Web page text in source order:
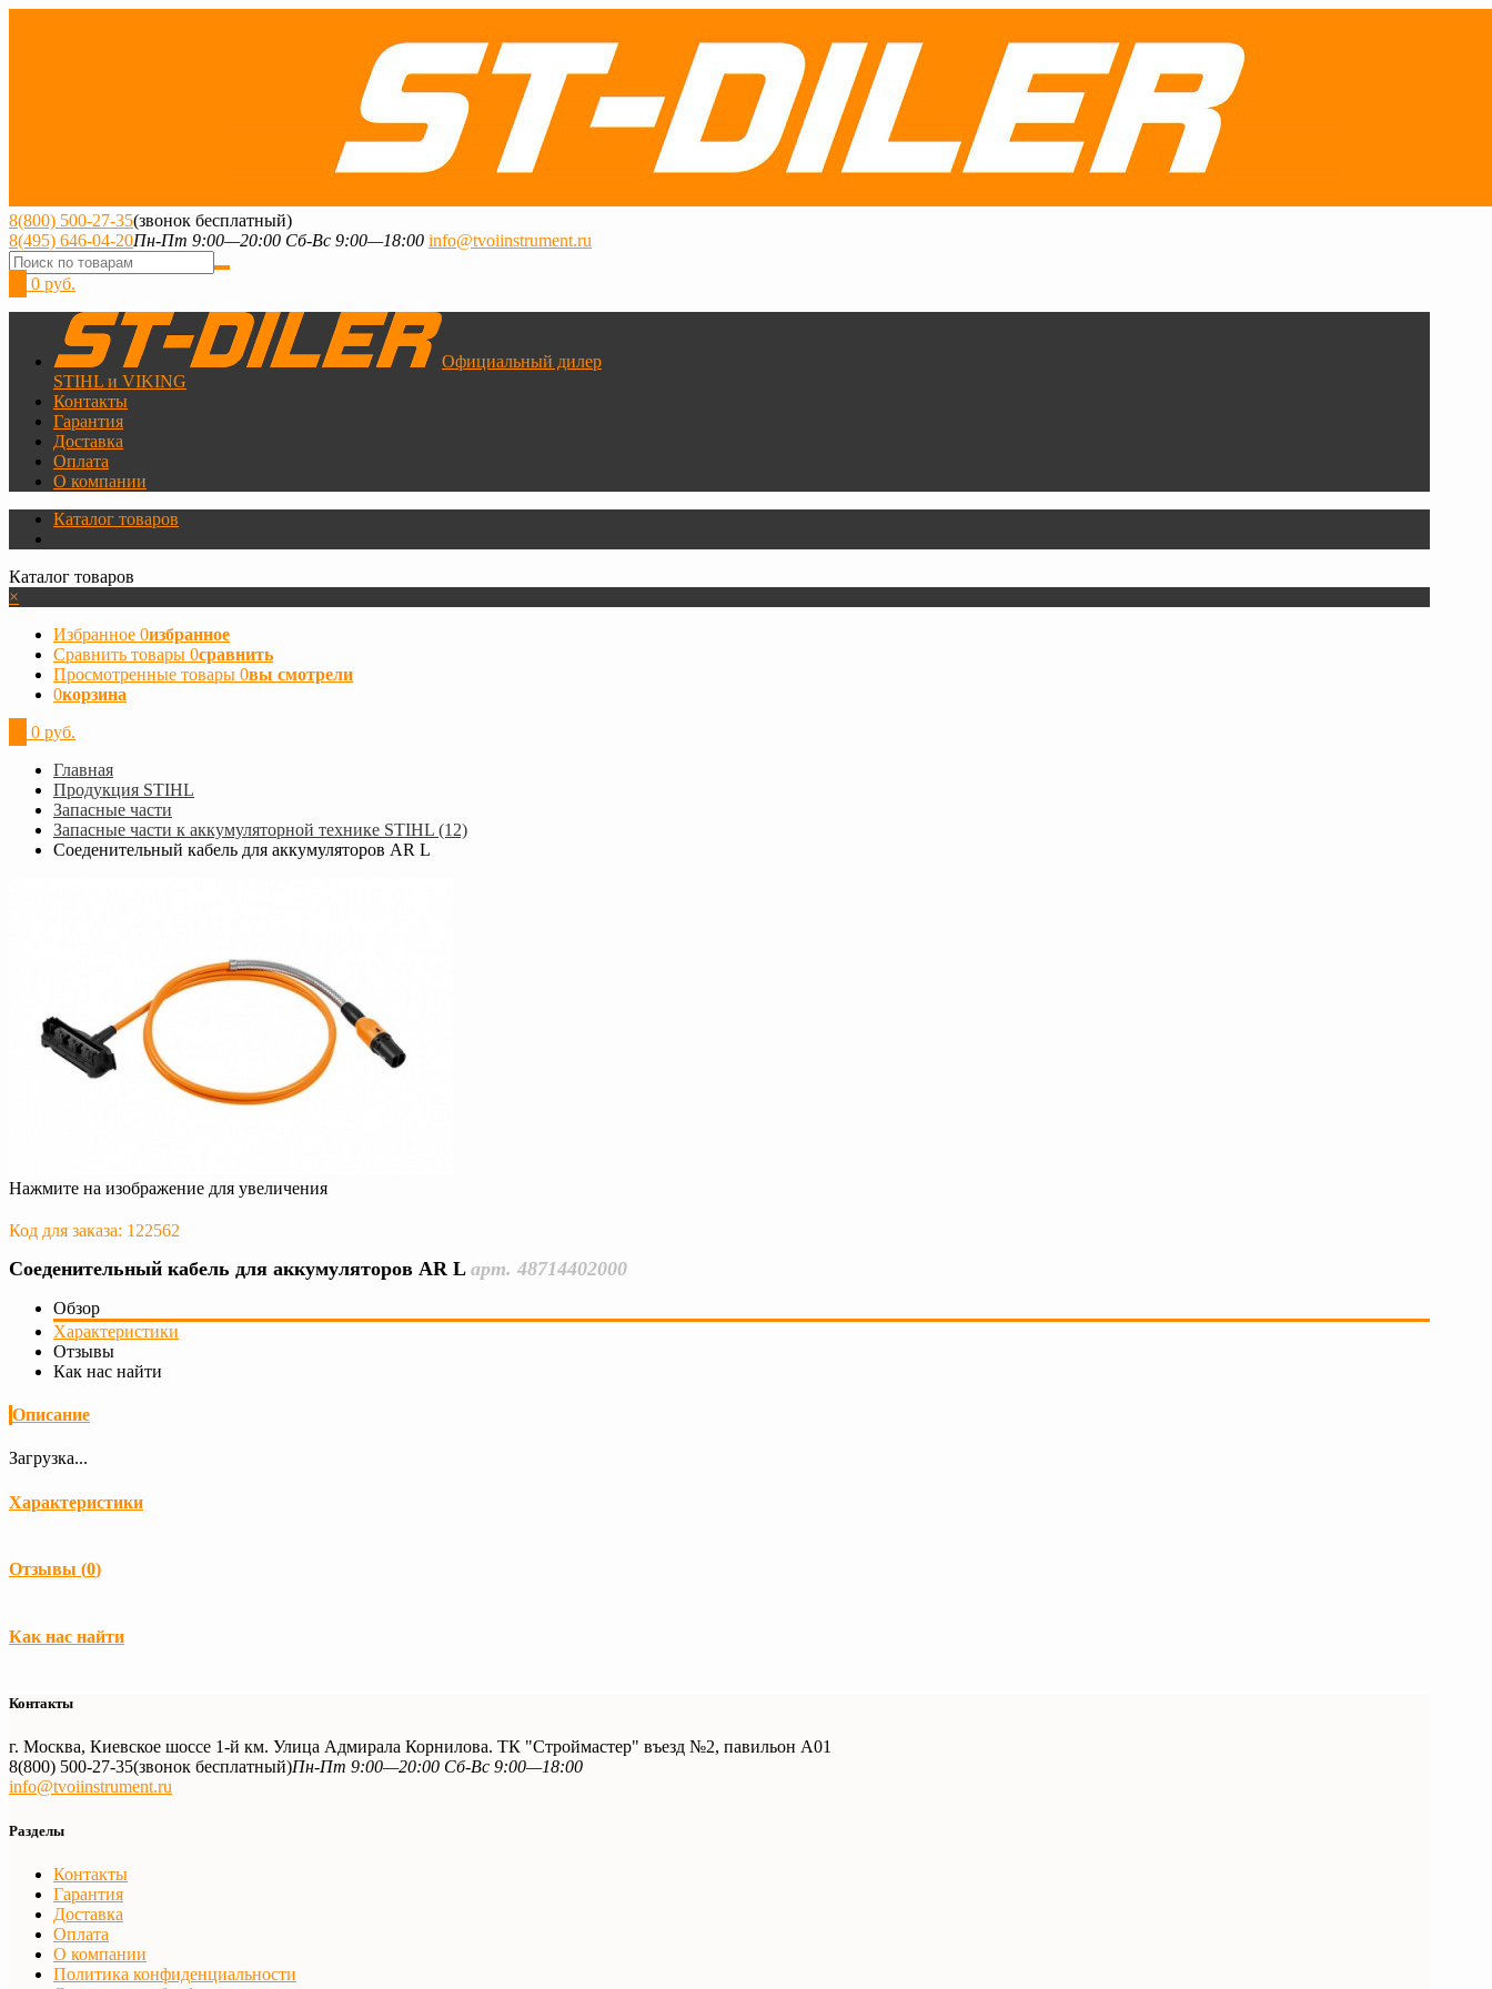
8(800) 500-27-35(звонок бесплатный)
8(495) 646-04-20Пн-Пт 9:00—20:00 Сб-Вс 9:00—18:00 info@tvoiinstrument.ru
0 руб.
Официальный дилер
STIHL и VIKING
Контакты
Гарантия
Доставка
Оплата
О компании
Каталог товаров
Каталог товаров
×
Избранное 0избранное
Сравнить товары 0сравнить
Просмотренные товары 0вы смотрели
0корзина
0 руб.
Главная
Продукция STIHL
Запасные части
Запасные части к аккумуляторной технике STIHL (12)
Соеденительный кабель для аккумуляторов AR L
Нажмите на изображение для увеличения
Код для заказа: 122562
Соеденительный кабель для аккумуляторов AR L арт. 48714402000
Обзор
Характеристики
Отзывы
Как нас найти
Описание
Загрузка...
Характеристики
Отзывы (0)
Как нас найти
Контакты
г. Москва, Киевское шоссе 1-й км. Улица Адмирала Корнилова. ТК "Строймастер" въезд №2, павильон А01
8(800) 500-27-35(звонок бесплатный)Пн-Пт 9:00—20:00 Сб-Вс 9:00—18:00
info@tvoiinstrument.ru
Разделы
Контакты
Гарантия
Доставка
Оплата
О компании
Политика конфиденциальности